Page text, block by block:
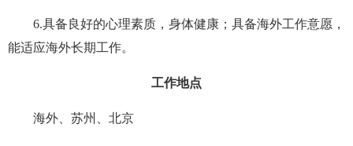
6.具备良好的心理素质，身体健康；具备海外工作意愿，
能适应海外长期工作。
工作地点
海外、苏州、北京